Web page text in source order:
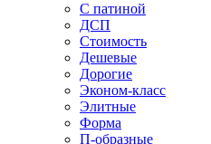
С патиной
ДСП
Стоимость
Дешевые
Дорогие
Эконом-класс
Элитные
Форма
П-образные